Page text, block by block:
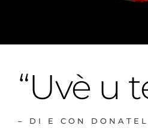
“Uvè u
– DI E CON